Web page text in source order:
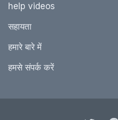
help videos
सहायता
हमारे बारे में
हमसे संपर्क करें